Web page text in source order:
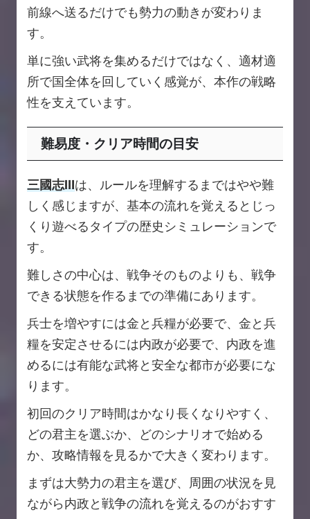
前線へ送るだけでも勢力の動きが変わりま
す。
単に強い武将を集めるだけではなく、適材適
所で国全体を回していく感覚が、本作の戦略
性を支えています。
難易度・クリア時間の目安
三國志Ⅲは、ルールを理解するまではやや難
しく感じますが、基本の流れを覚えるとじっ
くり遊べるタイプの歴史シミュレーションで
す。
難しさの中心は、戦争そのものよりも、戦争
できる状態を作るまでの準備にあります。
兵士を増やすには金と兵糧が必要で、金と兵
糧を安定させるには内政が必要で、内政を進
めるには有能な武将と安全な都市が必要にな
ります。
初回のクリア時間はかなり長くなりやすく、
どの君主を選ぶか、どのシナリオで始める
か、攻略情報を見るかで大きく変わります。
まずは大勢力の君主を選び、周囲の状況を見
ながら内政と戦争の流れを覚えるのがおすす